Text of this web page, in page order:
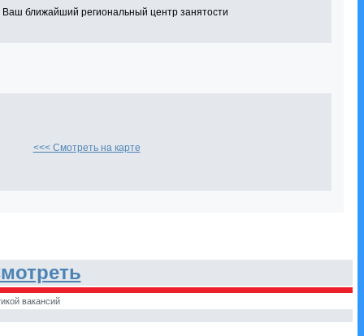
ближайший региональный центр занятости
<<< Смотреть на карте
вакансий